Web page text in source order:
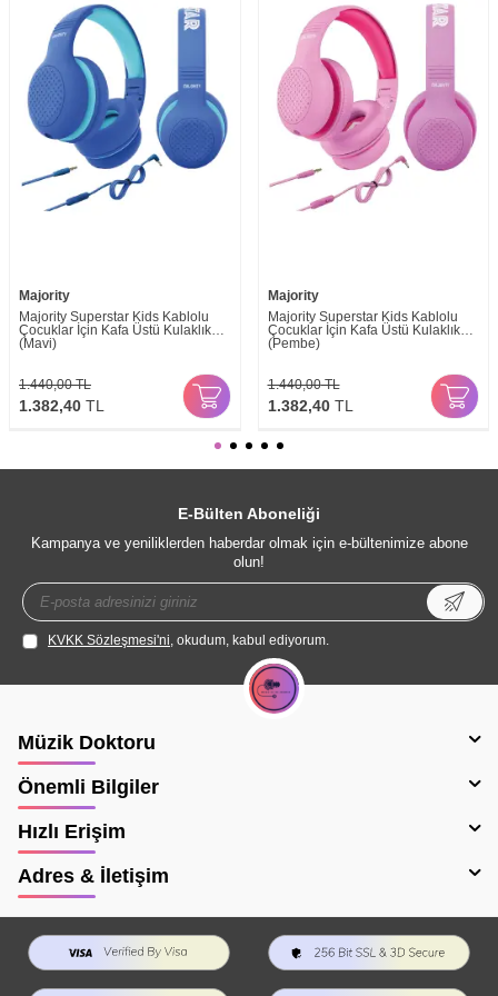
Majority
Majority Superstar Kids Kablolu
Çocuklar İçin Kafa Üstü Kulaklık
(Mavi)
1.440,00TL
1.382,40 TL
Majority
Majority Superstar Kids Kablolu
Çocuklar İçin Kafa Üstü Kulaklık
(Pembe)
1.440,00TL
1.382,40TL
E-Bülten Aboneliği
Kampanya ve yeniliklerden haberdar olmak için e-bültenimize abone
olun!
KVKK Sözleşmesi'ni, okudum, kabul ediyorum.
Müzik Doktoru
Önemli Bilgiler
Hızlı Erişim
Adres & İletişim